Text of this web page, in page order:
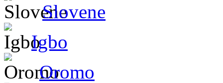
Slovene
Igbo
Oromo